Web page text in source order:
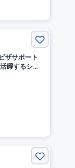
ザサポート
躍するシェ